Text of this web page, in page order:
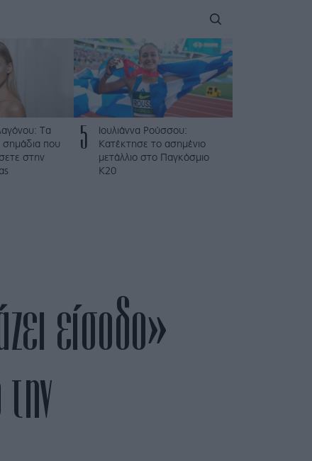
Τα
σημάδια που
στην
5
Ιουλιάννα Ρούσσου:
Κατέκτησε το ασημένιο
μετάλλιο στο Παγκόσμιο
Κ20
είσοδο»